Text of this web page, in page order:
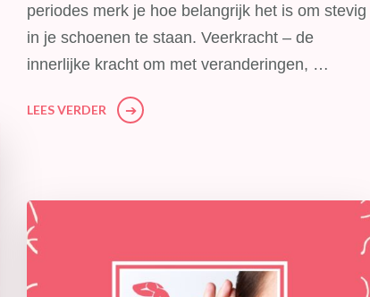
periodes merk je hoe belangrijk het is om stevig
in je schoenen te staan. Veerkracht – de
innerlijke kracht om met veranderingen, …
LEES VERDER